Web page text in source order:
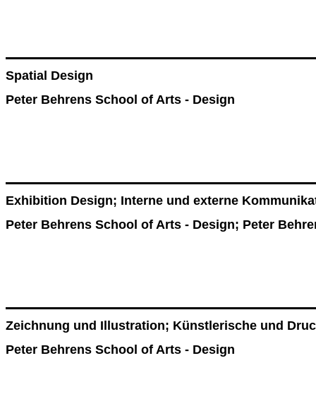
Spatial Design
Peter Behrens School of Arts - Design
Exhibition Design; Interne und externe
Peter Behrens School of Arts - Design; Peter
Zeichnung und Illustration; Künstlerische und
Peter Behrens School of Arts - Design